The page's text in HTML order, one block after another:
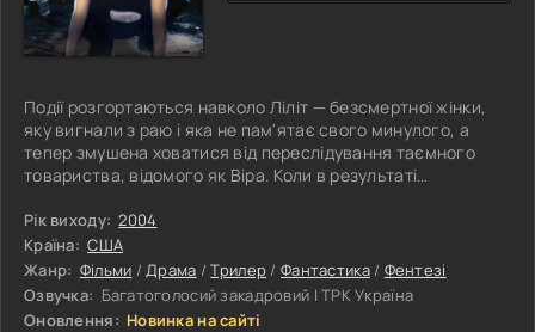
Події розгортаються навколо Ліліт — безсмертної жінки,
яку вигнали з раю і яка не пам'ятає свого минулого, а
тепер змушена ховатися від переслідування таємного
товариства, відомого як Віра. Коли в результаті
перетворюється на зловісного Демоніка, головний агент
Віри змушений поступитися своїми принципами та
звернутися по допомогу до Ліліт — єдиної, хто може
врятувати світ від знищення. Навчаючись
використовувати містичну силу, відому як «Темне Світло»,
Рік виходу: 2004
Країна: США
Жанр: Фільми /Драма /Трилер / Фантастика/ Фентезі
Озвучка: Багатоголосий закадровий | ТРК Україна
Оновлення: Новинка на сайті